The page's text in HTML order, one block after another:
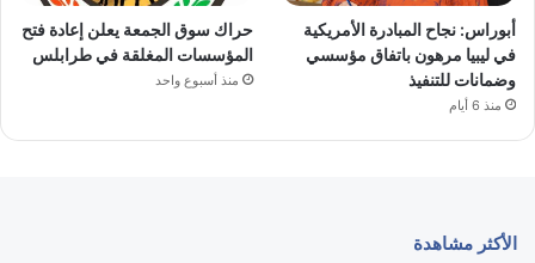
أبوراس: نجاح المبادرة الأمريكية
في ليبيا مرهون باتفاق مؤسسي
وضمانات للتنفيذ
منذ 6 أيام
حراك سوق الجمعة يعلن إعادة فتح
المؤسسات المغلقة في طرابلس
منذ أسبوع واحد
الأكثر مشاهدة